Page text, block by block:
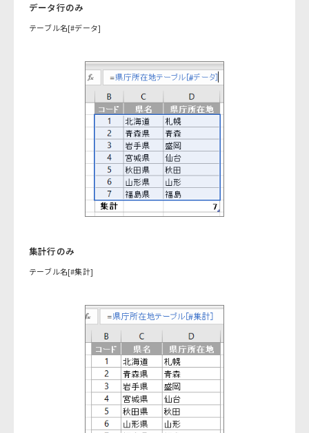
データ行のみ
テーブル名[#データ]
集計行のみ
テーブル名[#集計]